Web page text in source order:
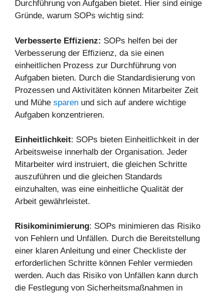
Durchführung von Aufgaben bietet. Hier sind einige
Gründe, warum SOPs wichtig sind:
Verbesserte Effizienz: SOPs helfen bei der
Verbesserung der Effizienz, da sie einen
einheitlichen Prozess zur Durchführung von
Aufgaben bieten. Durch die Standardisierung von
Prozessen und Aktivitäten können Mitarbeiter Zeit
und Mühe sparen und sich auf andere wichtige
Aufgaben konzentrieren.
Einheitlichkeit: SOPs bieten Einheitlichkeit in der
Arbeitsweise innerhalb der Organisation. Jeder
Mitarbeiter wird instruiert, die gleichen Schritte
auszuführen und die gleichen Standards
einzuhalten, was eine einheitliche Qualität der
Arbeit gewährleistet.
Risikominimierung: SOPs minimieren das Risiko
von Fehlern und Unfällen. Durch die Bereitstellung
einer klaren Anleitung und einer Checkliste der
erforderlichen Schritte können Fehler vermieden
werden. Auch das Risiko von Unfällen kann durch
die Festlegung von Sicherheitsmaßnahmen in